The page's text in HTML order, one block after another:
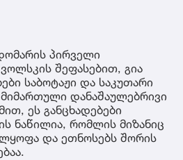
პირველი
შეფასებით, გია
საბოტაჟი და საკუთარი
მიმართული დანაშაულებრივი
ეს განცხადებები
ნაწილია, რომლის მიზანიც
და ეთნოსებს შორის